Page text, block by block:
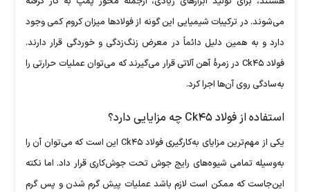
می‌شوند. در ترکیبات شیمیایی این گونه از فولاد‌ها میزان کروم کمی وجود
دارد و به همین دلیل دائماً در معرض زنگ‌زدگی و خوردگی قرار دارند.
فولاد Ck۴۵ در زمرۀ آهن آلاتی قرار می‌گیرند که می‌توان عملیات حرارتی را
به‌سادگی روی آن‌ها اجرا کرد.
استفاده از فولاد Ck۴۵ چه مزایایی دارد؟
یکی از مهم‌ترین مزایای به‌کارگیری فولاد Ck۴۵ این است که می‌توان آن را
به‌وسیله تمامی شیوه‌های رایج جوش تحت جوش‌کاری قرار داد. اما نکته
این‌جاست که ممکن است لازم باشد عملیات پیش گرم شدن و پس گرم